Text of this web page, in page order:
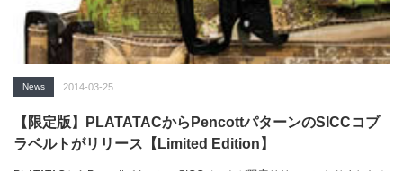
News 2014-03-25
【限定版】PLATATACからPencottパターンのSICCコブ
ラベルトがリリース【Limited Edition】